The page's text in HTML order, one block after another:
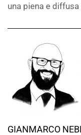
una piena e
GIANMARCO